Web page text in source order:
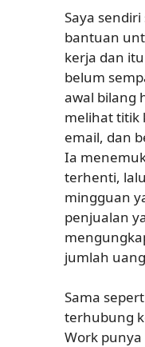
Saya
bantuan
kerja dan
belum
awal bilang
melihat titik
email, dan
Ia
terhenti,
mingguan
penjualan
jumlah
Sama
terhubung
Work